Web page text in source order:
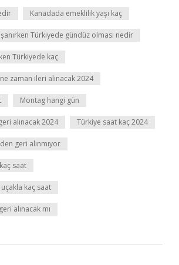
Kanadada emeklilik yaşı kaç
Türkiyede gündüz olması nedir
Türkiyede kaç
zaman ileri alınacak 2024
Montag hangi gün
alınacak 2024 Türkiye saat kaç 2024
geri alınmıyor
saat
kaç saat
alınacak mı